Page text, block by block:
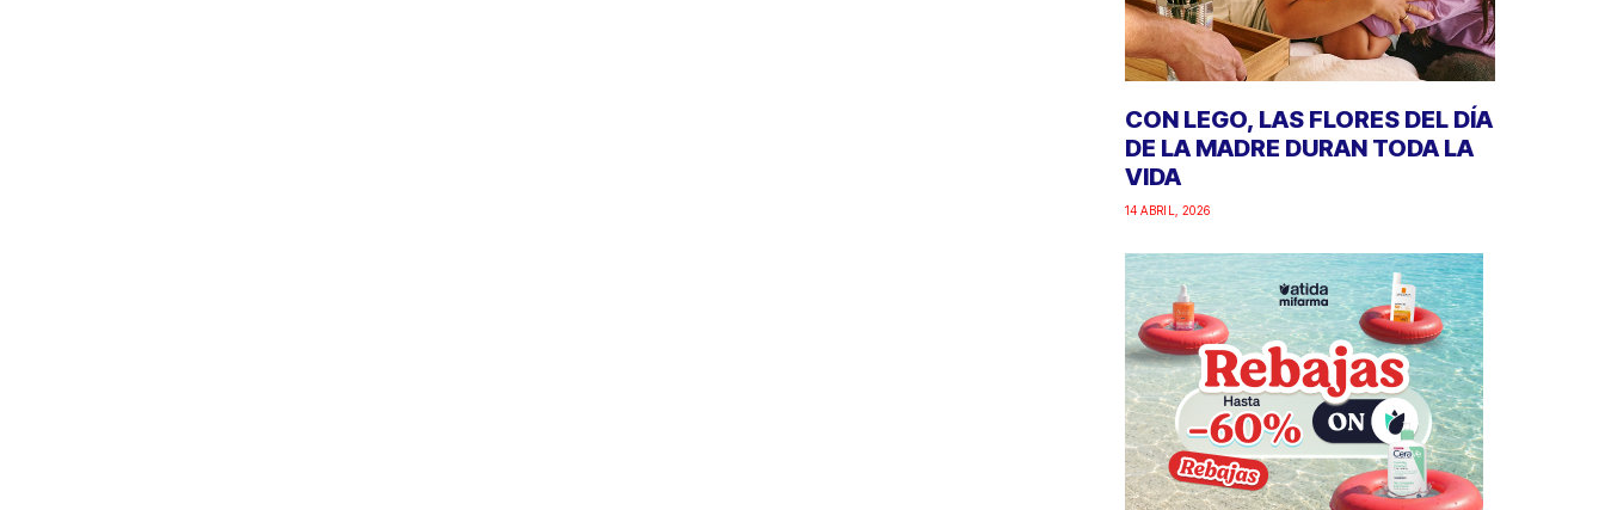
CON LEGO, LAS FLORES DEL DÍA
DE LA MADRE DURAN TODA LA
VIDA
14 ABRIL, 2026